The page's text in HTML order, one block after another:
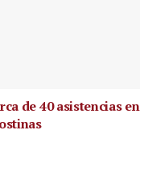
de 40 asistencias en